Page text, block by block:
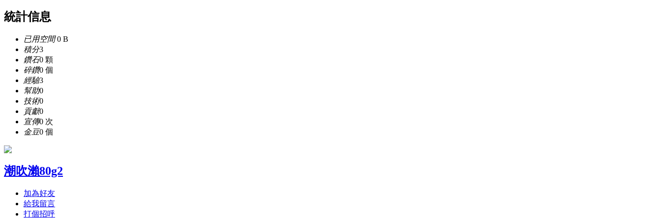
統計信息
已用空間0 B
積分3
鑽石0 顆
碎鑽0 個
經驗3
幫助0
技術0
貢獻0
宣傳0 次
金豆0 個
潮吹瀨80g2
加為好友
給我留言
打個招呼